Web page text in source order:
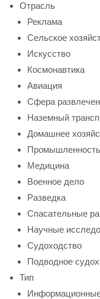
Отрасль
Реклама
Сельское
Искусство
Космонавтика
Авиация
Сфера
Наземный
Домашнее
Промышленность
Медицина
Военное дело
Разведка
Спасательные
Научные
Судоходство
Подводное
Тип